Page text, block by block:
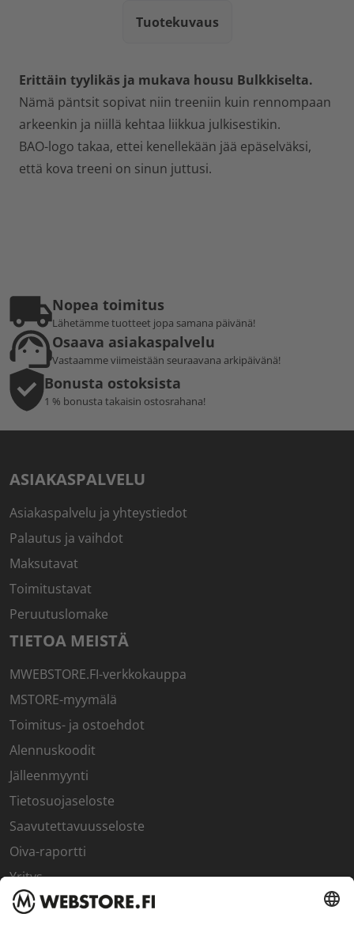
Tuotekuvaus
Erittäin tyylikäs ja mukava housu Bulkkiselta.
Nämä päntsit sopivat niin treeniin kuin rennompaan
arkeenkin ja niillä kehtaa liikkua julkisestikin.
BAO-logo takaa, ettei kenellekään jää epäselväksi,
että kova treeni on sinun juttusi.
Nopea toimitus
Lähetämme tuotteet jopa samana päivänä!
Osaava asiakaspalvelu
Vastaamme viimeistään seuraavana arkipäivänä!
Bonusta ostoksista
1 % bonusta takaisin ostosrahana!
ASIAKASPALVELU
Asiakaspalvelu ja yhteystiedot
Palautus ja vaihdot
Maksutavat
Toimitustavat
Peruutuslomake
TIETOA MEISTÄ
MWEBSTORE.FI-verkkokauppa
MSTORE-myymälä
Toimitus- ja ostoehdot
Alennuskoodit
Jälleenmyynti
Tietosuojaseloste
Saavutettavuusseloste
Oiva-raportti
Yritys
SISÄPIIRI